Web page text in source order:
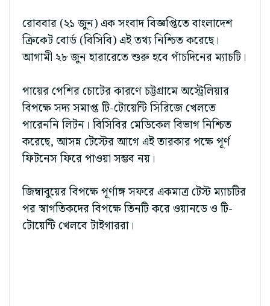
রোববার (২১ জুন) এক সংবাদ বিজ্ঞপ্তিতে বাংলাদেশ
ক্রিকেট বোর্ড (বিসিবি) এই তথ্য নিশ্চিত করেছে।
আগামী ২৮ জুন হারারেতে শুরু হবে পাঁচদিনের ম্যাচটি।
পায়ের পেশির চোটের কারণে চট্টগ্রামে অস্ট্রেলিয়ার
বিপক্ষে সদ্য সমাপ্ত টি-টোয়েন্টি সিরিজে খেলতে
পারেননি লিটন। বিসিবির মেডিকেল বিভাগ নিশ্চিত
করেছে, আসন্ন টেস্টের আগে এই তারকার পক্ষে পূর্ণ
ফিটনেস ফিরে পাওয়া সম্ভব নয়।
জিম্বাবুয়ের বিপক্ষে পূর্ণাঙ্গ সফরে একমাত্র টেস্ট ম্যাচটির
পর স্বাগতিকদের বিপক্ষে তিনটি করে ওয়ানডে ও টি-
টোয়েন্টি খেলবে টাইগাররা।